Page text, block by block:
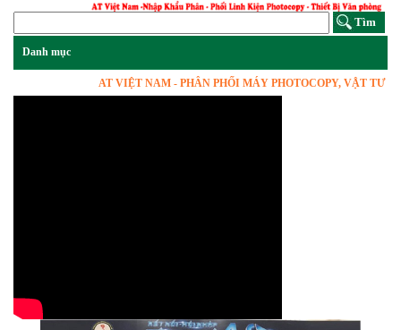
AT VIỆT NAM - PHÂN PHỐI MÁY PHOTOCOPY, VẬT TƯ LINH